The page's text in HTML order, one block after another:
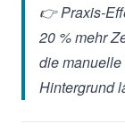
👉 Praxis-
20 % mehr
die
Hintergrund